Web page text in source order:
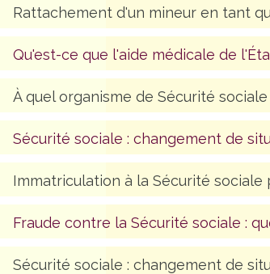
Rattachement d'un mineur en tant
Qu'est-ce que l'aide médicale de
À quel organisme de Sécurité
Sécurité sociale : changement de
Immatriculation à la Sécurité
Fraude contre la Sécurité sociale :
Sécurité sociale : changement de